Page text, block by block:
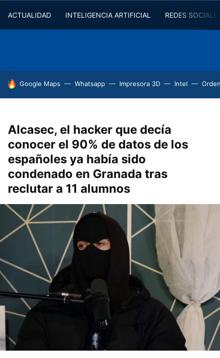
ACTUALIDAD INTELIGENCIA ARTIFICIAL REDES
HOY SE HABLA DE
Google Maps Whatsapp Impresora 3D Intel
Alcasec, el hacker que decía
conocer el 90% de datos de los
españoles ya había sido
condenado en Granada tras
reclutar a 11 alumnos